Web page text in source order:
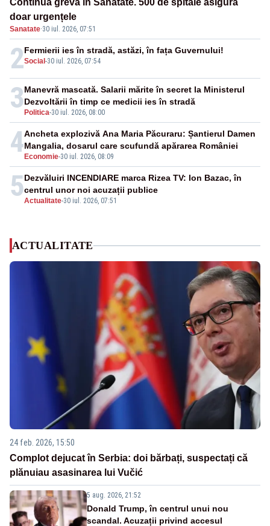
Continuă greva în Sănătate. 500 de spitale asigură
doar urgențele
Sanatate·30 iul. 2026, 07:51
2Social -30 iul. 2026, 07:54
Fermierii ies în stradă, astăzi, în fața Guvernului!
3 Politica-30 iul. 2026, 08:00
Manevră mascată. Salarii mărite în secret la Ministerul
Dezvoltării în timp ce medicii ies în stradă
4 Economie-30 iul. 2026, 08:09
Ancheta explozivă Ana Maria Păcuraru: Șantierul Damen
Mangalia, dosarul care scufundă apărarea României
5Actualitate-30 iul. 2026, 07:51
Dezvăluiri INCENDIARE marca Rizea TV: Ion Bazac, în
centrul unor noi acuzații publice
ACTUALITATE
24 feb. 2026, 15:50
Complot dejucat în Serbia: doi bărbați, suspectați că
plănuiau asasinarea lui Vučić
5 aug. 2026, 21:52
Donald Trump, în centrul unui nou
scandal. Acuzații privind accesul